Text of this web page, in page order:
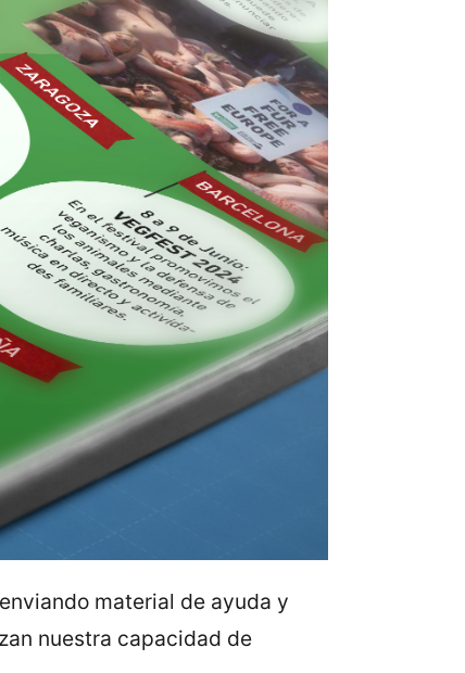
material de ayuda y
nuestra capacidad de